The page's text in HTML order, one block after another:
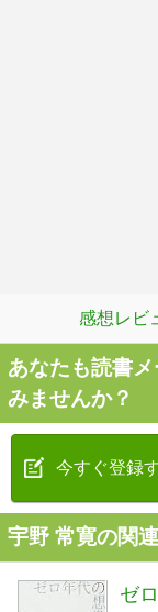
感想レビ
あなたも読書
みませんか？
今すぐ登録
宇野 常寛の関
ゼ